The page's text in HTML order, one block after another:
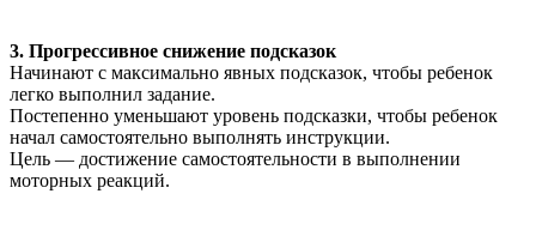
3. Прогрессивное снижение подсказок
Начинают с максимально явных подсказок, чтобы ребенок
легко выполнил задание.
Постепенно уменьшают уровень подсказки, чтобы ребенок
начал самостоятельно выполнять инструкции.
Цель — достижение самостоятельности в выполнении
моторных реакций.